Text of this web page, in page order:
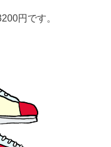
円です。